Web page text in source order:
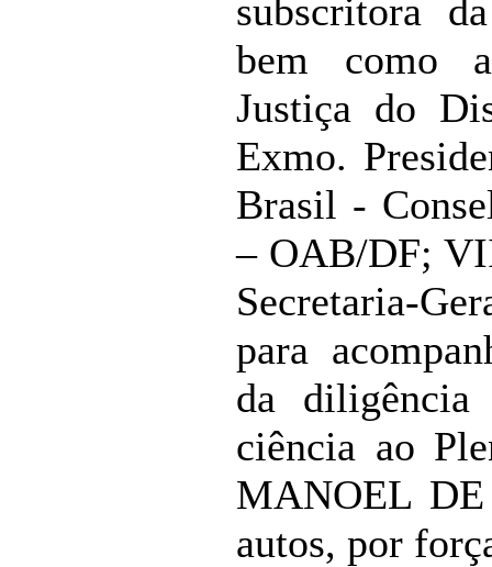
subscritora
bem como
Justiça do
Exmo.
Brasil -
– OAB/DF;
Secretaria-
para
da
ciência ao
MANOEL
autos, por